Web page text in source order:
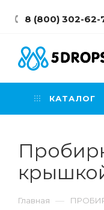
8 (800) 302-62-
КАТАЛОГ
Главная —